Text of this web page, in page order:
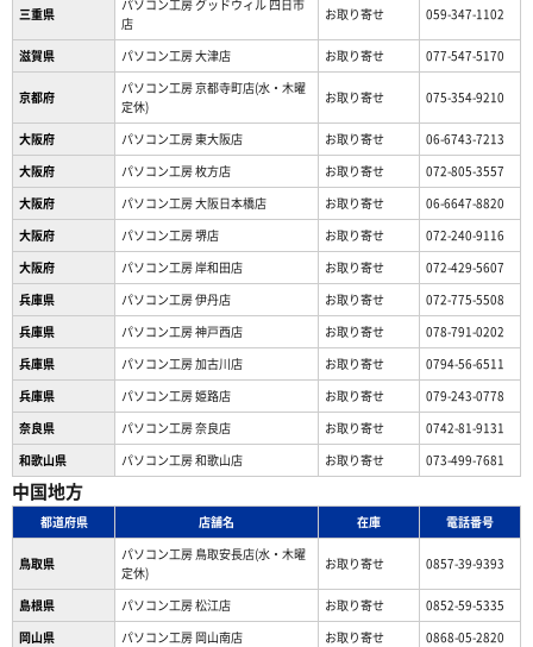
三重県
パソコン工房 グッドウィル 四日市
店
お取り寄せ 059-347-1102
滋賀県 パソコン工房 大津店 お取り寄せ 077-547-5170
京都府
パソコン工房 京都寺町店(水・木曜
定休)
お取り寄せ 075-354-9210
大阪府 パソコン工房 東大阪店 お取り寄せ
06-6743-7213
大阪府
パソコン工房 枚方店 お取り寄せ
072-805-3557
大阪府
パソコン工房 大阪日本橋店 お取り寄せ
06-6647-8820
大阪府
パソコン工房 堺店 お取り寄せ
072-240-9116
大阪府
パソコン工房 岸和田店 お取り寄せ
072-429-5607
兵庫県
パソコン工房 伊丹店 お取り寄せ
072-775-5508
兵庫県
パソコン工房 神戸西店 お取り寄せ
078-791-0202
兵庫県
パソコン工房 加古川店 お取り寄せ
0794-56-6511
兵庫県
パソコン工房 姫路店 お取り寄せ
079-243-0778
奈良県
パソコン工房 奈良店 お取り寄せ
0742-81-9131
和歌山県
パソコン工房 和歌山店 お取り寄せ 073-499-7681
中国地方
都道府県 店舗名 在庫 電話番号
鳥取県
パソコン工房 鳥取安長店(水・木曜
定休)
お取り寄せ 0857-39-9393
島根県 パソコン工房 松江店 お取り寄せ
0852-59-5335
岡山県
パソコン工房 岡山南店 お取り寄せ
0868-05-2820